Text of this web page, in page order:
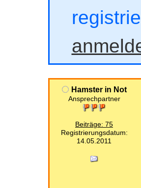
Hamster in Not
Ansprechpartner
Beiträge: 75
Registrierungsdatum:
14.05.2011